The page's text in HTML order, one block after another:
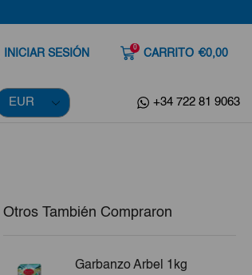
INICIAR SESIÓN 0 CARRITO €0,00
+34 722 81 9063
Otros También Compraron
Garbanzo Arbel 1kg